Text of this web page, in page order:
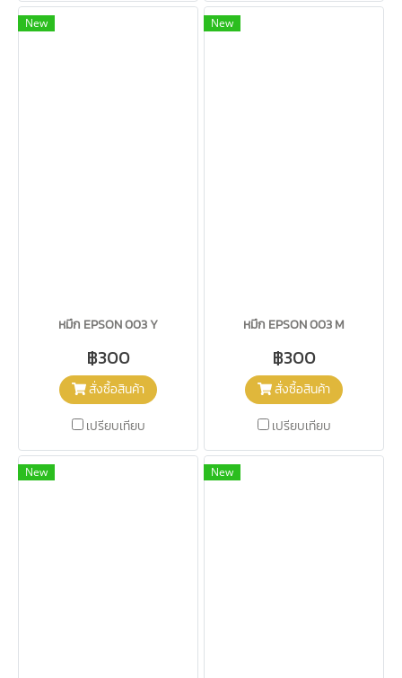
New
หมึก EPSON 003 Y
฿300
สั่งซื้อสินค้า
เปรียบเทียบ
New
หมึก EPSON 003 M
฿300
สั่งซื้อสินค้า
เปรียบเทียบ
New New